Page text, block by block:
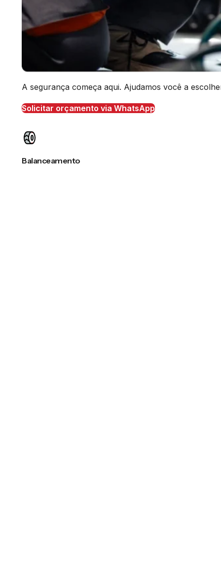
A segurança começa aqui. Ajudamos você a
Solicitar orçamento via WhatsApp
Balanceamento